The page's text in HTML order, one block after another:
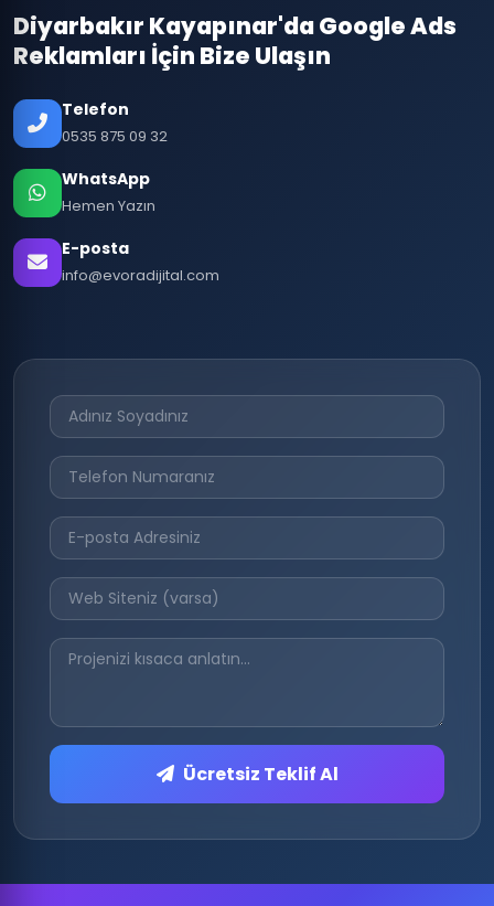
Diyarbakır Kayapınar'da Google Ads
Reklamları İçin Bize Ulaşın
Telefon
0535 875 09 32
WhatsApp
Hemen Yazın
E-posta
info@evoradijital.com
Ücretsiz Teklif Al